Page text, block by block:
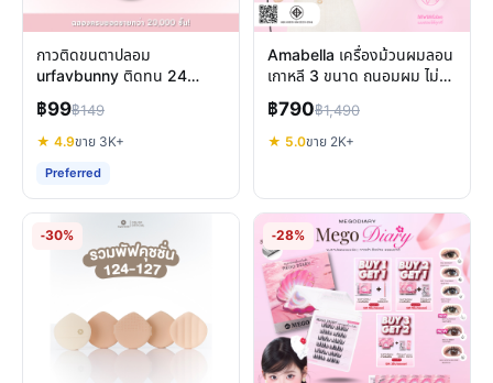
กาวติดขนตาปลอม
urfavbunny ติดทน 24
ชั่วโมง แห้งไว กันน้ำ ไม่หลุด
฿99฿149
★ 4.9ขาย 3K+
Preferred
Amabella เครื่องม้วนผมลอน
เกาหลี 3 ขนาด ถนอมผม ไม่ชี้
ฟู มี มอก.
฿790฿1,490
★ 5.0ขาย 2K+
-30% -28%